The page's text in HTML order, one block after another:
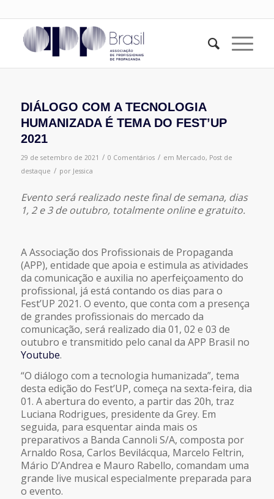
DIÁLOGO COM A TECNOLOGIA
HUMANIZADA É TEMA DO FEST’UP
2021
29 de setembro de 2021 / 0 Comentários / em Mercado, Post de
destaque / por Jessica
Evento será realizado neste final de semana, dias
1, 2 e 3 de outubro, totalmente online e gratuito.
A Associação dos Profissionais de Propaganda
(APP), entidade que apoia e estimula as atividades
da comunicação e auxilia no aperfeiçoamento do
profissional, já está contando os dias para o
Fest’UP 2021. O evento, que conta com a presença
de grandes profissionais do mercado da
comunicação, será realizado dia 01, 02 e 03 de
outubro e transmitido pelo canal da APP Brasil no
Youtube.
“O diálogo com a tecnologia humanizada”, tema
desta edição do Fest’UP, começa na sexta-feira, dia
01. A abertura do evento, a partir das 20h, traz
Luciana Rodrigues, presidente da Grey. Em
seguida, para esquentar ainda mais os
preparativos a Banda Cannoli S/A, composta por
Arnaldo Rosa, Carlos Bevilácqua, Marcelo Feltrin,
Mário D’Andrea e Mauro Rabello, comandam uma
grande live musical especialmente preparada para
o evento.